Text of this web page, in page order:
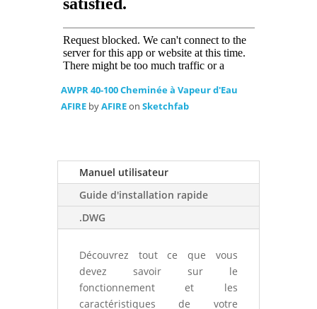
AWPR 40-100 Cheminée à Vapeur d'Eau
AFIRE byAFIREon Sketchfab
Manuel utilisateur
Guide d'installation rapide
.DWG
Découvrez tout ce que vous
devez savoir sur le
fonctionnement et les
caractéristiques de votre